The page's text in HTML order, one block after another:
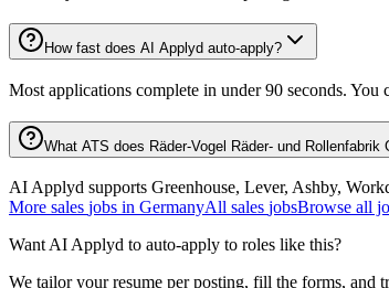
How fast does AI Applyd auto-apply?
Most applications complete in under 90 seconds.
What ATS does Räder-Vogel Räder- und Rollenfabrik
AI Applyd supports Greenhouse, Lever, Ashby,
More sales jobs in GermanyAll sales jobsBrowse all
Want AI Applyd to auto-apply to roles like this?
We tailor your resume per posting, fill the forms, and